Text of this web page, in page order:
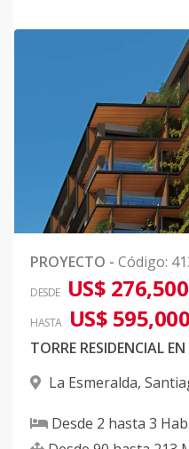
PROYECTO - Código:
DESDE US$ 276,500
HASTA US$ 595,000
TORRE RESIDENCIAL
La Esmeralda,
Desde 2 hasta 3 Hab.